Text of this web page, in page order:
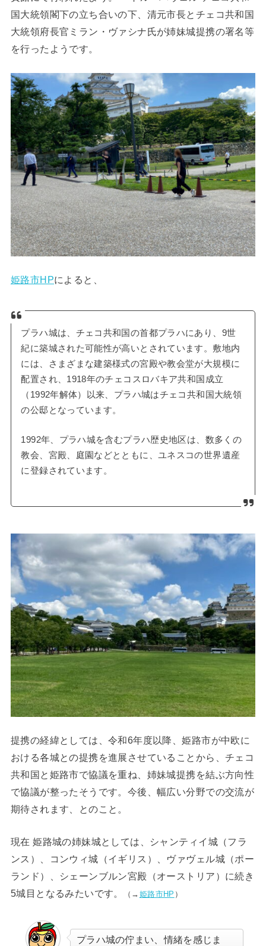
国大統領閣下の立ち合いの下、清元市長とチェコ共和国
大統領府長官ミラン・ヴァシナ氏が姉妹城提携の署名等
を行ったようです。
姫路市HPによると、
プラハ城は、チェコ共和国の首都プラハにあり、9世
紀に築城された可能性が高いとされています。敷地内
には、さまざまな建築様式の宮殿や教会堂が大規模に
配置され、1918年のチェコスロバキア共和国成立
（1992年解体）以来、プラハ城はチェコ共和国大統領
の公邸となっています。
1992年、プラハ城を含むプラハ歴史地区は、数多くの
教会、宮殿、庭園などとともに、ユネスコの世界遺産
に登録されています。
提携の経緯としては、令和6年度以降、姫路市が中欧に
おける各城との提携を進展させていることから、チェコ
共和国と姫路市で協議を重ね、姉妹城提携を結ぶ方向性
で協議が整ったそうです。今後、幅広い分野での交流が
期待されます、とのこと。
現在 姫路城の姉妹城としては、シャンティイ城（フラ
ンス）、コンウィ城（イギリス）、ヴァヴェル城（ポー
ランド）、シェーンブルン宮殿（オーストリア）に続き
5城目となるみたいです。
（→ 姫路市HP ）
プラハ城の佇まい、情緒を感じま